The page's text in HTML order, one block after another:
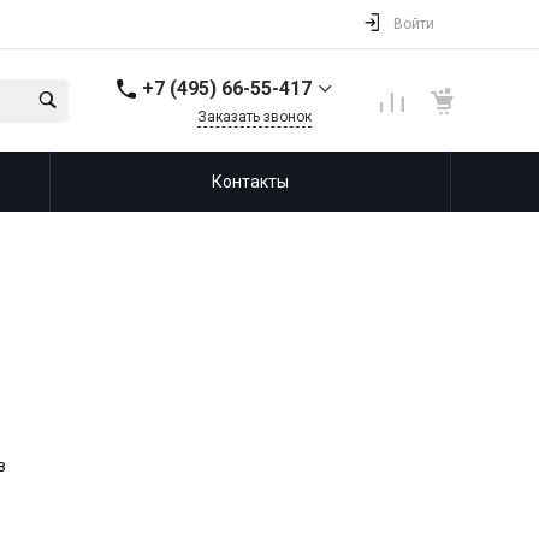
Войти
+7 (495) 66-55-417
Заказать звонок
Контакты